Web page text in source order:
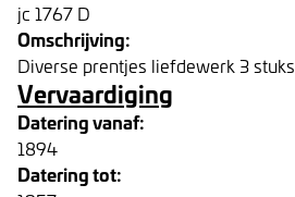
jc 1767 D
Omschrijving:
Diverse prentjes liefdewerk 3 stuks
Vervaardiging
Datering vanaf:
1894
Datering tot: